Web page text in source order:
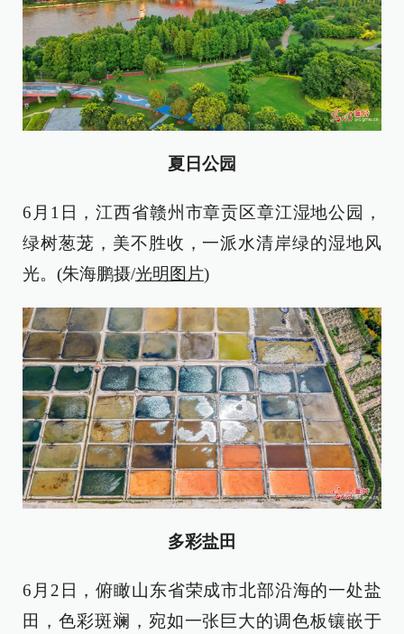
夏日公园
6月1日，江西省赣州市章贡区章江湿地公园，
绿树葱茏，美不胜收，一派水清岸绿的湿地风
光。(朱海鹏摄/光明图片)
多彩盐田
6月2日，俯瞰山东省荣成市北部沿海的一处盐
田，色彩斑斓，宛如一张巨大的调色板镶嵌于